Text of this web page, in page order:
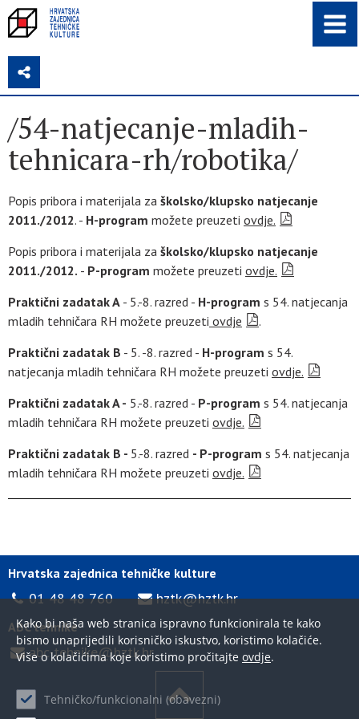
Z
/54-natjecanje-mladih-
tehnicara-rh/robotika/
Popis pribora i materijala za školsko/klupsko natjecanje
2011./2012. - H-program možete preuzeti ovdje.
Popis pribora i materijala za školsko/klupsko natjecanje
2011./2012. - P-program možete preuzeti ovdje.
Praktični zadatak A - 5.-8. razred - H-program s 54. natjecanja
mladih tehničara RH možete preuzeti ovdje
.
Praktični zadatak B - 5. -8. razred - H-program s 54.
natjecanja mladih tehničara RH možete preuzeti ovdje.
Praktični zadatak A - 5.-8. razred - P-program s 54. natjecanja
mladih tehničara RH možete preuzeti ovdje.
Praktični zadatak B - 5.-8. razred - P-program s 54. natjecanja
mladih tehničara RH možete preuzeti ovdje.
Hrvatska zajednica tehničke kulture
01 48 48 760 hztk@hztk.hr
ABC tehnike
abc-tehnike@hztk.hr
Kako bi naša web stranica ispravno funkcionirala te kako
bismo unaprijedili korisničko iskustvo, koristimo kolačiće.
Više o kolačićima koje koristimo pročitajte ovdje.
Tehničko/funkcionalni (obavezni)